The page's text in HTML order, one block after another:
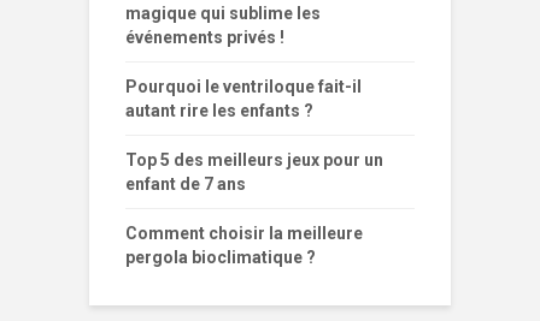
magique qui sublime les
événements privés !
Pourquoi le ventriloque fait-il
autant rire les enfants ?
Top 5 des meilleurs jeux pour un
enfant de 7 ans
Comment choisir la meilleure
pergola bioclimatique ?